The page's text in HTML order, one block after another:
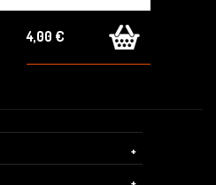
4,00 €